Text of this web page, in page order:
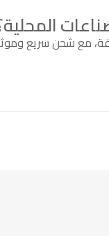
مع شحن سريع